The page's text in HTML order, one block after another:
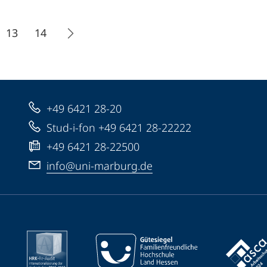
13 14
+49 6421 28-20
Stud-i-fon +49 6421 28-22222
+49 6421 28-22500
info@uni-marburg.de